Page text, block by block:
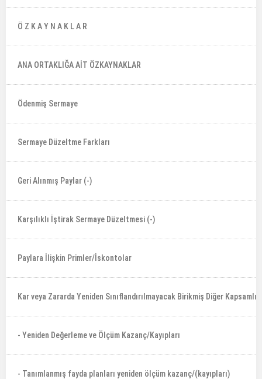
Ö Z K A Y N A K L A R
ANA ORTAKLIĞA AİT ÖZKAYNAKLAR
Ödenmiş Sermaye
Sermaye Düzeltme Farkları
Geri Alınmış Paylar (-)
Karşılıklı İştirak Sermaye Düzeltmesi (-)
Paylara İlişkin Primler/İskontolar
Kar veya Zararda Yeniden Sınıflandırılmayacak Birikmiş Diğer
- Yeniden Değerleme ve Ölçüm Kazanç/Kayıpları
- Tanımlanmış fayda planları yeniden ölçüm kazanç/(kayıpları)